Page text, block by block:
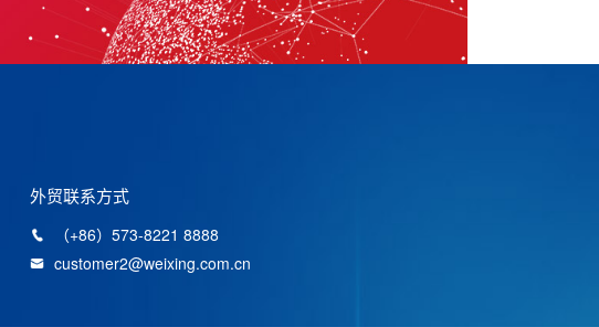
外贸联系方式
（+86）573-8221 8888
customer2@weixing.com.cn